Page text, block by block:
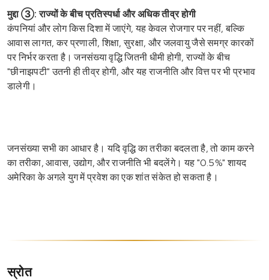
मुद्दा ③: राज्यों के बीच प्रतिस्पर्धा और अधिक तीव्र होगी
कंपनियां और लोग किस दिशा में जाएंगे, यह केवल रोजगार पर नहीं, बल्कि
आवास लागत, कर प्रणाली, शिक्षा, सुरक्षा, और जलवायु जैसे समग्र कारकों
पर निर्भर करता है। जनसंख्या वृद्धि जितनी धीमी होगी, राज्यों के बीच
"छीनाझपटी" उतनी ही तीव्र होगी, और यह राजनीति और वित्त पर भी प्रभाव
डालेगी।
जनसंख्या सभी का आधार है। यदि वृद्धि का तरीका बदलता है, तो काम करने
का तरीका, आवास, उद्योग, और राजनीति भी बदलेंगे। यह "0.5%" शायद
अमेरिका के अगले युग में प्रवेश का एक शांत संकेत हो सकता है।
स्रोत